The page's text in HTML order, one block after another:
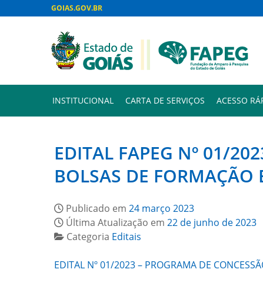
GOIAS.GOV.BR
INSTITUCIONAL CARTA DE SERVIÇOS ACESSO
EDITAL FAPEG Nº 01/
BOLSAS DE
Publicado em 24 março 2023
Última Atualização em 22 de junho de 2023
Categoria Editais
EDITAL Nº 01/2023 – PROGRAMA DE